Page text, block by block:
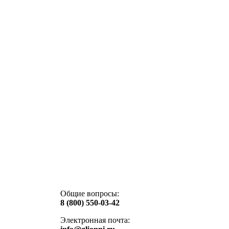
Общие вопросы:
8 (800) 550-03-42
Электронная почта: